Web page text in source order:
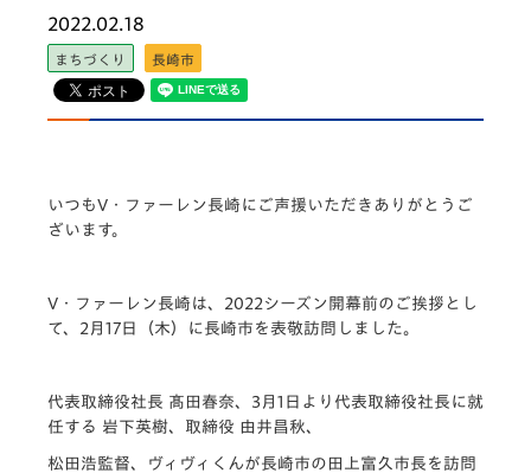
2022.02.18
まちづくり 長崎市
いつもV・ファーレン長崎にご声援いただきありがとうご
ざいます。
V・ファーレン長崎は、2022シーズン開幕前のご挨拶とし
て、2月17日（木）に長崎市を表敬訪問しました。
代表取締役社長 髙田春奈、3月1日より代表取締役社長に就
任する 岩下英樹、取締役 由井昌秋、
松田浩監督、ヴィヴィくんが長崎市の田上富久市長を訪問